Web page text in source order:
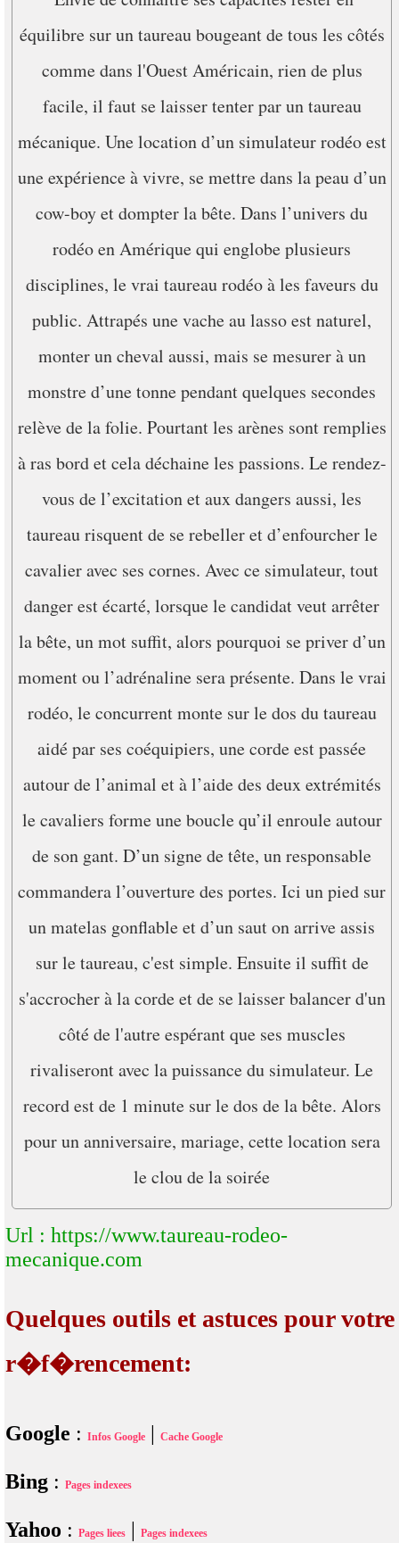
équilibre sur un taureau bougeant de tous les côtés
comme dans l'Ouest Américain, rien de plus
facile, il faut se laisser tenter par un taureau
mécanique. Une location d’un simulateur rodéo est
une expérience à vivre, se mettre dans la peau d’un
cow-boy et dompter la bête. Dans l’univers du
rodéo en Amérique qui englobe plusieurs
disciplines, le vrai taureau rodéo à les faveurs du
public. Attrapés une vache au lasso est naturel,
monter un cheval aussi, mais se mesurer à un
monstre d’une tonne pendant quelques secondes
relève de la folie. Pourtant les arènes sont remplies
à ras bord et cela déchaine les passions. Le rendez-
vous de l’excitation et aux dangers aussi, les
taureau risquent de se rebeller et d’enfourcher le
cavalier avec ses cornes. Avec ce simulateur, tout
danger est écarté, lorsque le candidat veut arrêter
la bête, un mot suffit, alors pourquoi se priver d’un
moment ou l’adrénaline sera présente. Dans le vrai
rodéo, le concurrent monte sur le dos du taureau
aidé par ses coéquipiers, une corde est passée
autour de l’animal et à l’aide des deux extrémités
le cavaliers forme une boucle qu’il enroule autour
de son gant. D’un signe de tête, un responsable
commandera l’ouverture des portes. Ici un pied sur
un matelas gonflable et d’un saut on arrive assis
sur le taureau, c'est simple. Ensuite il suffit de
s'accrocher à la corde et de se laisser balancer d'un
côté de l'autre espérant que ses muscles
rivaliseront avec la puissance du simulateur. Le
record est de 1 minute sur le dos de la bête. Alors
pour un anniversaire, mariage, cette location sera
le clou de la soirée
Url : https://www.taureau-rodeo-
mecanique.com
Quelques outils et astuces pour votre
r�f�rencement:
Google : Infos Google Cache Google
Bing : Pages indexees
Yahoo : Pages liees Pages indexees